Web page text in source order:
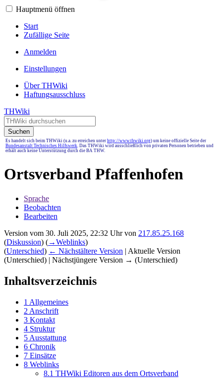
Hauptmenü öffnen
Start
Zufällige Seite
Anmelden
Einstellungen
Über THWiki
Haftungsausschluss
THWiki
Suchen
Es handelt sich beim THWiki (u.a. zu erreichen unter http://www.thwiki.org) um keine offizielle Seite der
Bundesanstalt Technisches Hilfswerk. Das THWiki wird ausschließlich von privaten Personen betrieben und
erhält auch keine Unterstützung durch die BA THW.
Ortsverband Pfaffenhofen
Sprache
Beobachten
Bearbeiten
Version vom 30. Juli 2025, 22:32 Uhr von 217.85.25.168
(Diskussion) (→‎Weblinks)
(Unterschied) ← Nächstältere Version | Aktuelle Version
(Unterschied) | Nächstjüngere Version → (Unterschied)
Inhaltsverzeichnis
1 Allgemeines
2 Anschrift
3 Kontakt
4 Struktur
5 Ausstattung
6 Chronik
7 Einsätze
8 Weblinks
8.1 THWiki Editoren aus dem Ortsverband